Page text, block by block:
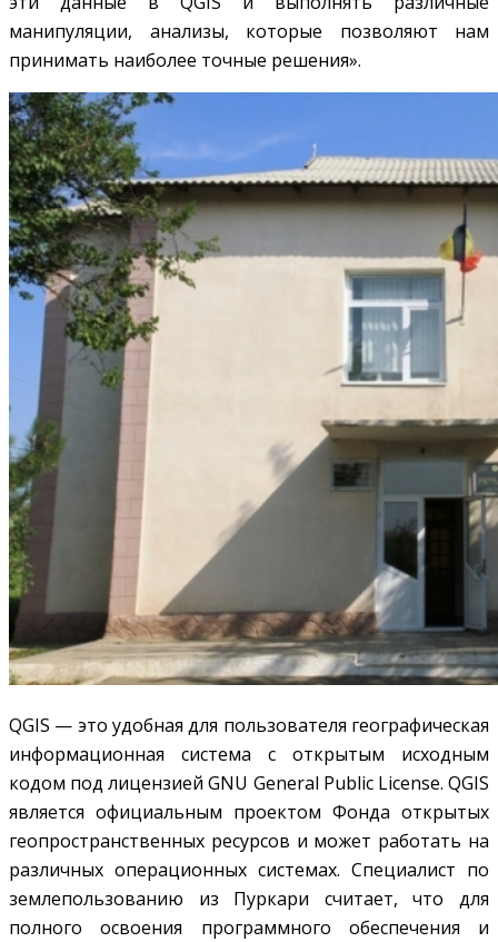
манипуляции, анализы, которые позволяют нам
принимать наиболее точные решения».
QGIS — это удобная для пользователя географическая
информационная система с открытым исходным
кодом под лицензией GNU General Public License. QGIS
является официальным проектом Фонда открытых
геопространственных ресурсов и может работать на
различных операционных системах. Специалист по
землепользованию из Пуркари считает, что для
полного освоения программного обеспечения и